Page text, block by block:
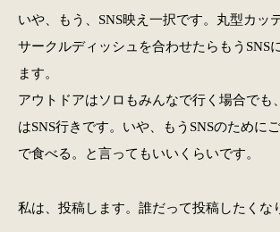
いや、もう、SNS映え一択です。丸型カッ
サークルディッシュを合わせたらもうSNS
ます。
アウトドアはソロもみんなで行く場合でも
はSNS行きです。いや、もうSNSのために
で食べる。と言ってもいいくらいです。
私は、投稿します。誰だって投稿したくな